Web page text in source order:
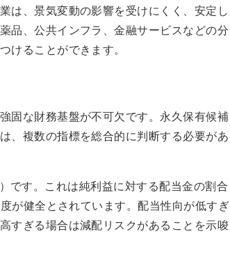
は、景気変動の影響を受けにくく、安定し
品、公共インフラ、金融サービスなどの分
けることができます。
固な財務基盤が不可欠です。永久保有候補
、複数の指標を総合的に判断する必要があ
です。これは純利益に対する配当金の割合
が健全とされています。配当性向が低すぎ
すぎる場合は減配リスクがあることを示唆